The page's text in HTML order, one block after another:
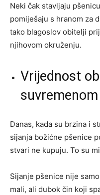
Neki čak stavljaju
pomiješaju s hranom za
tako blagoslov obitelji
njihovom okruženju.
Vrijednost
Danas, kada su brzina i
sijanja božićne pšenice
stvari ne kupuju. To su
Sijanje pšenice nije
mali, ali dubok čin koji